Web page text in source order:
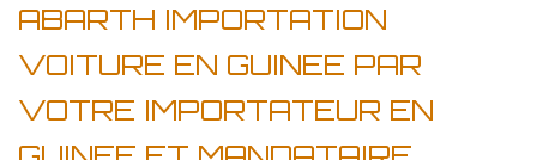
ABARTH IMPORTATION
VOITURE EN GUINEE PAR
VOTRE IMPORTATEUR EN